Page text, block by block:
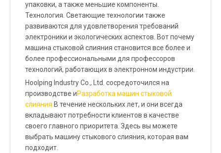
упаковки, а также меньшие компоненты.
Технология. Светающие технологии также
развиваются для удовлетворения требований
электроники и экологических аспектов. Вот почему
машина стыковой слияния становится все более и
более профессиональными для профессоров
технологий, работающих в электронном индустрии.
Hoolping Industry Co., Ltd. сосредоточился на
производстве иРазработка машин стыковой
слияния В течение нескольких лет, и они всегда
вкладывают потребности клиентов в качестве
своего главного приоритета. Здесь вы можете
выбрать машину стыкового слияния, которая вам
подходит.